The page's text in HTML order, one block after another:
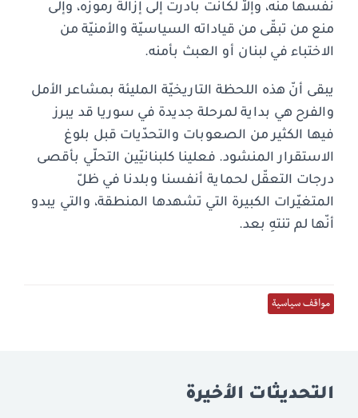
نفسها منه، وإلاّ لكانت بادرت إلى إزالة رموزه، وإلى
منع من تبقّى من قياداته السياسيّة والأمنيّة من
الاختباء في لبنان أو العبث بأمنه.
يبقى أنّ هذه اللحظة التاريخيّة المليئة بمشاعر الأمل
والفرح هي بداية لمرحلة جديدة في سوريا قد يبرز
فيها الكثير من الصعوبات والتحدّيات قبل بلوغ
الاستقرار المنشود. فعلينا كلبنانيّين التحلّي بأقصى
درجات التعقّل لحماية أنفسنا وبلدنا في ظلّ
المتغيّرات الكبيرة التي تشهدها المنطقة، والتي يبدو
أنّها لم تنتهِ بعد.
مواقف سياسية
التحديثات الأخيرة